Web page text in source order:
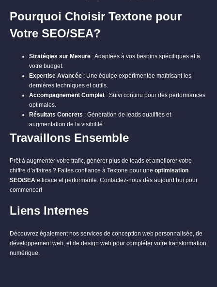
Pourquoi Choisir Textone pour
Votre SEO/SEA?
Stratégies sur Mesure : Adaptées à vos besoins spécifiques et à
votre budget.
Expertise Avancée : Une équipe expérimentée maîtrisant les
dernières techniques et outils.
Accompagnement Complet : Suivi continu pour des performances
optimales.
Résultats Concrets : Génération de leads qualifiés et
augmentation de la visibilité.
Travaillons Ensemble
Prêt à augmenter votre trafic, générer plus de leads et améliorer votre
chiffre d’affaires ? Faites confiance à Textone pour une optimisation
SEO/SEA efficace et performante. Contactez-nous dès aujourd’hui pour
commencer!
Liens Internes
Découvrez également nos services de conception web personnalisée, de
développement web, et de design web pour compléter votre transformation
numérique.